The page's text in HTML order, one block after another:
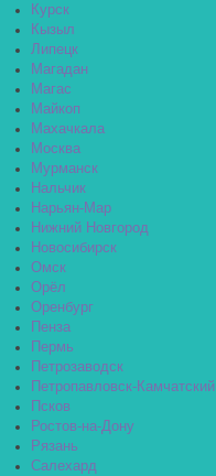
Курск
Кызыл
Липецк
Магадан
Магас
Майкоп
Махачкала
Москва
Мурманск
Нальчик
Нарьян-Мар
Нижний Новгород
Новосибирск
Омск
Орёл
Оренбург
Пенза
Пермь
Петрозаводск
Петропавловск-Камчатский
Псков
Ростов-на-Дону
Рязань
Салехард